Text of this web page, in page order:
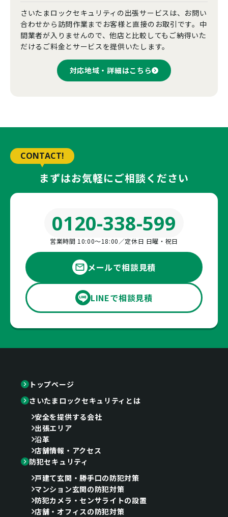
さいたまロックセキュリティの出張サービスは、お問い
合わせから訪問作業までお客様と直接のお取引です。中
間業者が入りませんので、他店と比較してもご納得いた
だけるご料金とサービスを提供いたします。
対応地域・詳細はこちら
CONTACT!
まずはお気軽にご相談ください
0120-338-599
営業時間 10:00〜18:00／定休日 日曜・祝日
メールで相談見積
LINEで相談見積
トップページ
さいたまロックセキュリティとは
安全を提供する会社
出張エリア
沿革
店舗情報・アクセス
防犯セキュリティ
戸建て玄関・勝手口の防犯対策
マンション玄関の防犯対策
防犯カメラ・センサライトの設置
店舗・オフィスの防犯対策